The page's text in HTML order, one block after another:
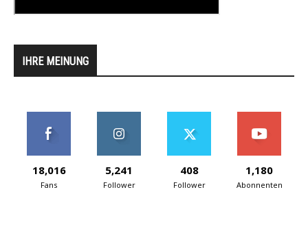
IHRE MEINUNG
18,016
Fans
5,241
Follower
408
Follower
1,180
Abonnenten